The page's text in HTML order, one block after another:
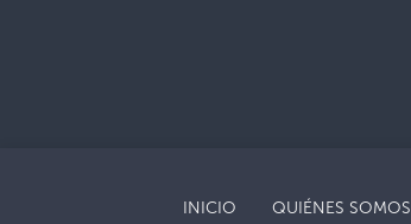
INICIO QUIÉNES SOMOS